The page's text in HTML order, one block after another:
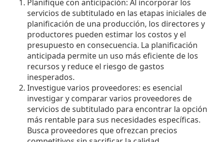
Planifique con anticipación: Al incorporar los
servicios de subtitulado en las etapas iniciales de
planificación de una producción, los directores y
productores pueden estimar los costos y el
presupuesto en consecuencia. La planificación
anticipada permite un uso más eficiente de los
recursos y reduce el riesgo de gastos
inesperados.
Investigue varios proveedores: es esencial
investigar y comparar varios proveedores de
servicios de subtitulado para encontrar la opción
más rentable para sus necesidades específicas.
Busca proveedores que ofrezcan precios